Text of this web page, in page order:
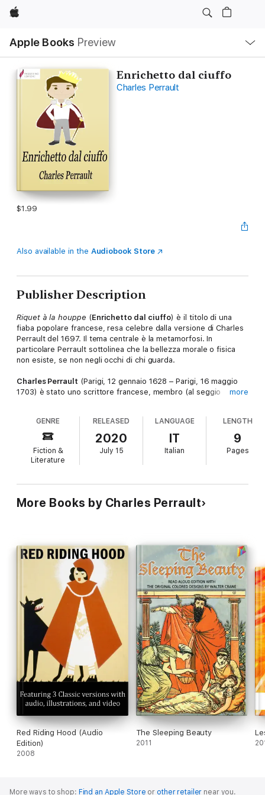
Apple
Apple Books Preview
Nav
Open
Menu
Enrichetto dal ciuffo
Charles Perrault
$1.99
Also available in the Audiobook Store
Publisher Description
Riquet à la houppe (Enrichetto dal ciuffo) è il titolo di una
fiaba popolare francese, resa celebre dalla versione di Charles
Perrault del 1697. Il tema centrale è la metamorfosi. In
particolare Perrault sottolinea che la bellezza morale o fisica
non esiste, se non negli occhi di chi guarda.
Charles Perrault (Parigi, 12 gennaio 1628 – Parigi, 16 maggio
1703) è stato uno scrittore francese, membro (al seggio
des moralités, noto anche come Contes de ma mère l'Oye (it. I
racconti di Mamma Oca), raccolta di undici fiabe fra cui
Cappuccetto Rosso, Barbablù, La bella addormentata, Pollicino,
Cenerentola e Il gatto con gli stivali.
more
GENRE
Fiction &
Literature
RELEASED
2020
July 15
LANGUAGE
IT
Italian
LENGTH
9
Pages
More Books by Charles Perrault
Red Riding Hood (Audio
Edition)
2008
The Sleeping Beauty
2011
More ways to shop: Find an Apple Store or other retailer near you.